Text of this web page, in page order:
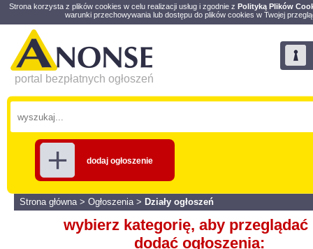
Strona korzysta z plików cookies w celu realizacji usług i zgodnie z Polityką Plików
warunki przechowywania lub dostępu do plików cookies w Twojej
portal bezpłatnych ogłoszeń
dodaj ogłoszenie
Strona główna> Ogłoszenia > Działy ogłoszeń
wybierz kategorię, aby przeglądać
dodać ogłoszenia: